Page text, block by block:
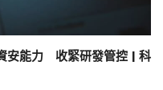
安能力 收緊研發管控 | 科